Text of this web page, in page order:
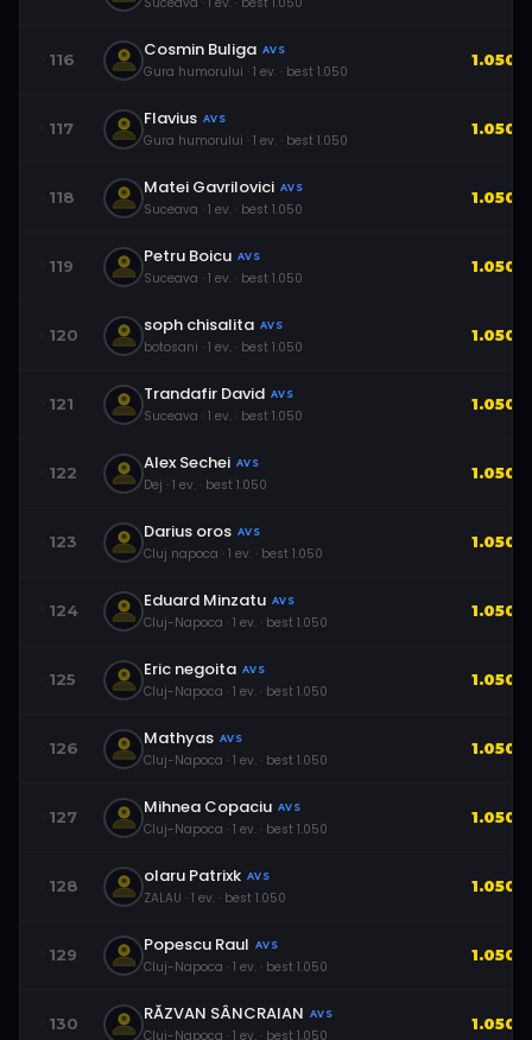
116 Cosmin Buliga AVS
Gura humorului · 1 ev. · best 1.050
1.050
117 Flavius AVS
Gura humorului · 1 ev. · best 1.050
1.050
118 Matei Gavrilovici AVS
Suceava · 1 ev. · best 1.050
1.050
119 Petru Boicu AVS
Suceava · 1 ev. · best 1.050
1.050
120 soph chisalita AVS
botosani · 1 ev. · best 1.050
1.050
121 Trandafir David AVS
Suceava · 1 ev. · best 1.050
1.050
122 Alex Sechei AVS
Dej · 1 ev. · best 1.050
1.050
123 Darius oros AVS
Cluj napoca · 1 ev. · best 1.050
1.050
124 Eduard Minzatu AVS
Cluj-Napoca · 1 ev. · best 1.050
1.050
125 Eric negoita AVS
Cluj-Napoca · 1 ev. · best 1.050
1.050
126 Mathyas AVS
Cluj-Napoca · 1 ev. · best 1.050
1.050
127 Mihnea Copaciu AVS
Cluj-Napoca · 1 ev. · best 1.050
1.050
128 olaru Patrixk AVS
ZALAU · 1 ev. · best 1.050
1.050
129 Popescu Raul AVS
Cluj-Napoca · 1 ev. · best 1.050
1.050
130 RĂZVAN SÂNCRAIAN AVS
Cluj-Napoca · 1 ev. · best 1.050
1.050